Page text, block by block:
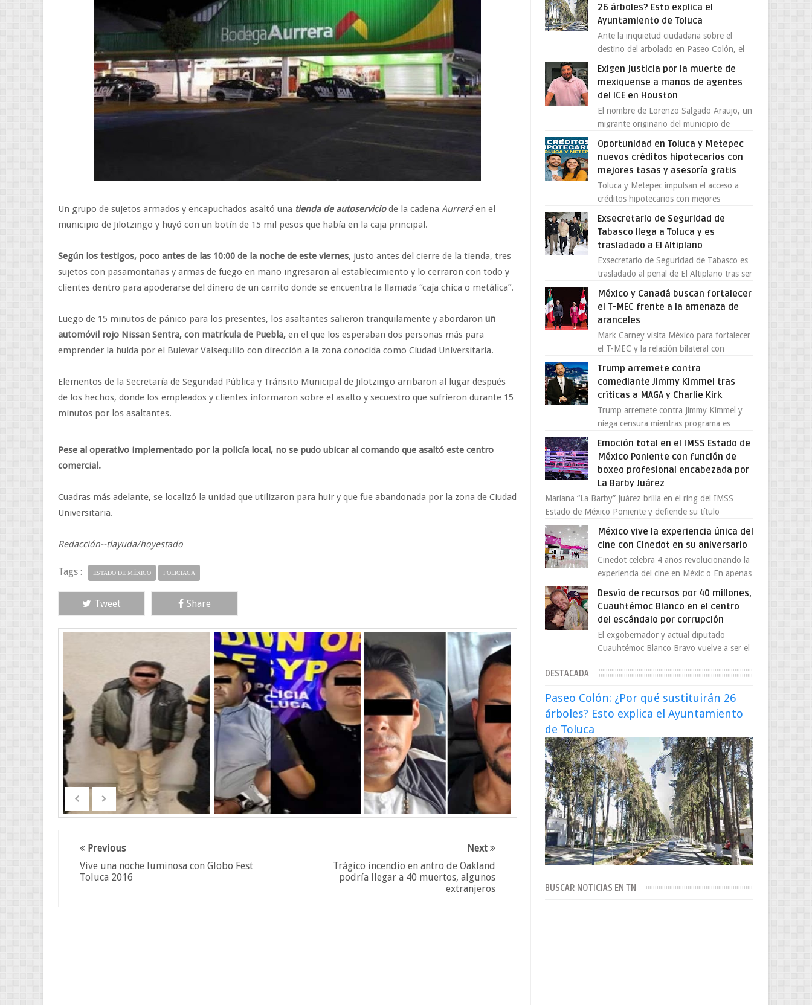
Un grupo de sujetos armados y encapuchados asaltó una tienda de autoserviciode la cadena Aurreráen el
municipio de Jilotzingo y huyó con un botín de 15 mil pesos que había en la caja principal.
Según los testigos, poco antes de las 10:00 de la noche de este viernes, justo antes del cierre de la tienda, tres
sujetos con pasamontañas y armas de fuego en mano ingresaron al establecimiento y lo cerraron con todo y
clientes dentro para apoderarse del dinero de un carrito donde se encuentra la llamada “caja chica o metálica”.
Luego de 15 minutos de pánico para los presentes, los asaltantes salieron tranquilamente y abordaron un
automóvil rojo Nissan Sentra, con matrícula de Puebla, en el que los esperaban dos personas más para
emprender la huida por el Bulevar Valsequillo con dirección a la zona conocida como Ciudad Universitaria.
Elementos de la Secretaría de Seguridad Pública y Tránsito Municipal de Jilotzingo arribaron al lugar después
de los hechos, donde los empleados y clientes informaron sobre el asalto y secuestro que sufrieron durante 15
minutos por los asaltantes.
Pese al operativo implementado por la policía local, no se pudo ubicar al comando que asaltó este centro
comercial.
Cuadras más adelante, se localizó la unidad que utilizaron para huir y que fue abandonada por la zona de Ciudad
Universitaria.
Redacción--tlayuda/hoyestado
Tags : ESTADO DE MÉXICO POLICIACA
Tweet Share
Next
Trágico incendio en antro de Oakland
podría llegar a 40 muertos, algunos
extranjeros
Previous
Vive una noche luminosa con Globo Fest
Toluca 2016
26 árboles? Esto explica el
Ayuntamiento de Toluca
Ante la inquietud ciudadana sobre el
destino del arbolado en Paseo Colón, el
solo 26 ejemplares será...
Exigen justicia por la muerte de
mexiquense a manos de agentes
del ICE en Houston
El nombre de Lorenzo Salgado Araujo, un
migrante originario del municipio de
convertido en el centro de un...
Oportunidad en Toluca y Metepec
nuevos créditos hipotecarios con
mejores tasas y asesoría gratis
Toluca y Metepec impulsan el acceso a
créditos hipotecarios con mejores
emprendedores Con la creciente neces...
Exsecretario de Seguridad de
Tabasco llega a Toluca y es
trasladado a El Altiplano
Exsecretario de Seguridad de Tabasco es
trasladado al penal de El Altiplano tras ser
Seguridad Públi...
México y Canadá buscan fortalecer
el T-MEC frente a la amenaza de
aranceles
Mark Carney visita México para fortalecer
el T-MEC y la relación bilateral con
provocada por la ofen...
Trump arremete contra
comediante Jimmy Kimmel tras
críticas a MAGA y Charlie Kirk
Trump arremete contra Jimmy Kimmel y
niega censura mientras programa es
Emoción total en el IMSS Estado de
México Poniente con función de
boxeo profesional encabezada por
La Barby Juárez
Mariana “La Barby” Juárez brilla en el ring del IMSS
Estado de México Poniente y defiende su título
Supergallo La Unidad Deportiva Cuauhtémo...
México vive la experiencia única del
cine con Cinedot en su aniversario
Cinedot celebra 4 años revolucionando la
experiencia del cine en Méxic o En apenas
cuatro años, Cinedot ha demostrado que
Desvío de recursos por 40 millones,
Cuauhtémoc Blanco en el centro
del escándalo por corrupción
El exgobernador y actual diputado
Cuauhtémoc Blanco Bravo vuelve a ser el
enfrentando señalamientos por...
DESTACADA
Paseo Colón: ¿Por qué sustituirán 26
árboles? Esto explica el Ayuntamiento
de Toluca
BUSCAR NOTICIAS EN TN